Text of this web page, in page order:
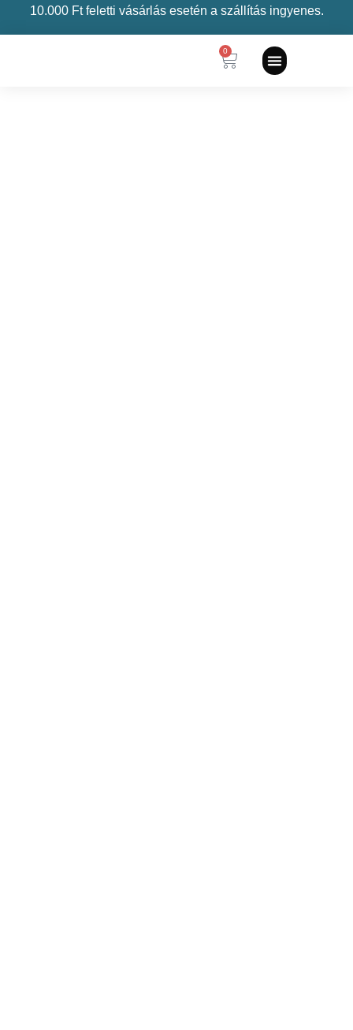
10.000 Ft feletti vásárlás esetén a szállítás ingyenes.
0